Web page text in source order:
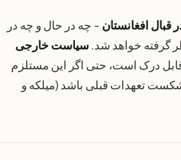
افغانستان - چه در حال و چه در
گرفته خواهد شد.سیاست خارجی
درک است، حتی اگر این مستلزم
شکست تعهدات قبلی باشد (میلکه و